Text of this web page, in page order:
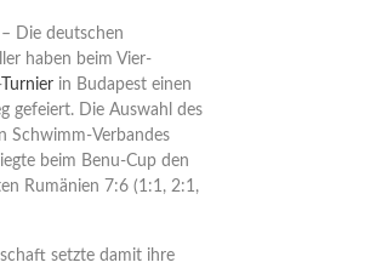
Die deutschen
haben beim Vier-
Turnierin Budapest einen
gefeiert. Die Auswahl des
Schwimm-Verbandes
beim Benu-Cup den
Rumänien 7:6 (1:1, 2:1,
setzte damit ihre